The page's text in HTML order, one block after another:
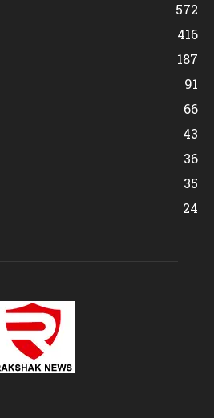
572
416
187
91
66
43
36
35
24